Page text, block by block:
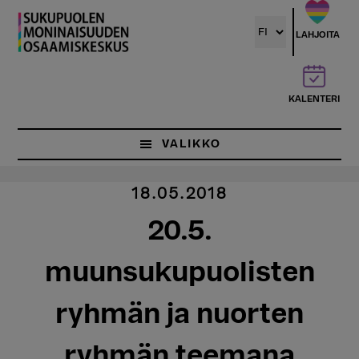
Hyppää
pääsisältöön
LAHJOITA
KALENTERI
VALIKKO
18.05.2018
20.5.
muunsukupuolisten
ryhmän ja nuorten